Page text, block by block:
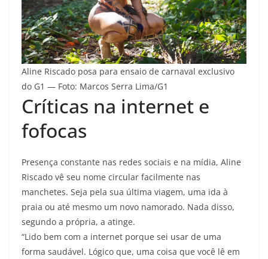
Aline Riscado posa para ensaio de carnaval exclusivo
do G1 — Foto: Marcos Serra Lima/G1
Críticas na internet e
fofocas
Presença constante nas redes sociais e na mídia, Aline
Riscado vê seu nome circular facilmente nas
manchetes. Seja pela sua última viagem, uma ida à
praia ou até mesmo um novo namorado. Nada disso,
segundo a própria, a atinge.
“Lido bem com a internet porque sei usar de uma
forma saudável. Lógico que, uma coisa que você lê em